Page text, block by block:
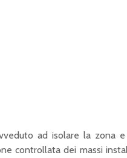
ad isolare la zona
controllata dei massi